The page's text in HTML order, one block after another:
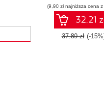
(9,90 zł najniższa cena
32.21
37.89 zł (-